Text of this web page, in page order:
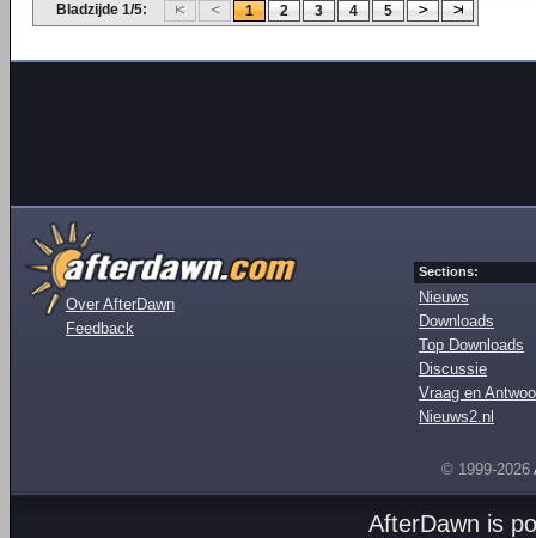
Bladzijde 1/5: 1 2 3 4 5
Over AfterDawn
Feedback
Sections:
Nieuws
Downloads
Top Downloads
Discussie
Vraag en
Nieuws2.nl
© 1999-2026
AfterDawn is